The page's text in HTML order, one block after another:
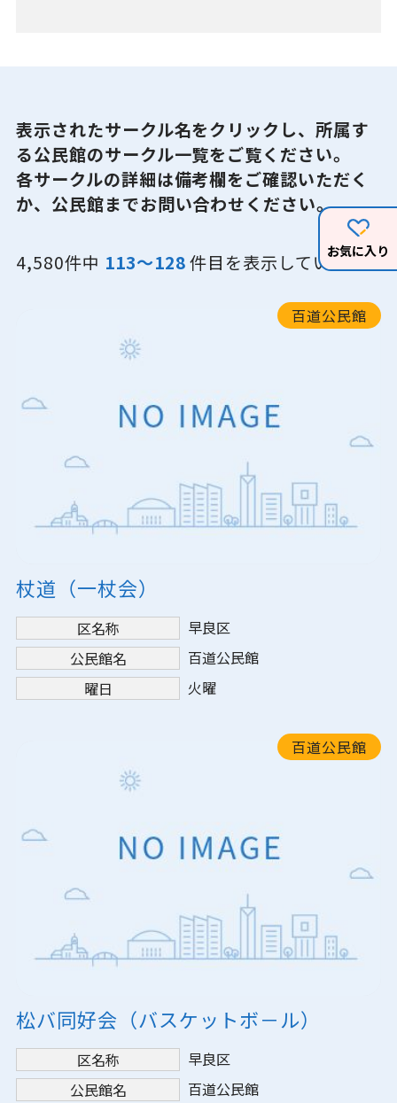
お気に入り
表示されたサークル名をクリックし、所属す
る公民館のサークル一覧をご覧ください。
各サークルの詳細は備考欄をご確認いただく
か、公民館までお問い合わせください。
4,580件中 113～128件目を表示しています
百道公民館
杖道（一杖会）
区名称
早良区
公民館名
百道公民館
曜日
火曜
百道公民館
松バ同好会（バスケットボ－ル）
区名称
早良区
公民館名
百道公民館